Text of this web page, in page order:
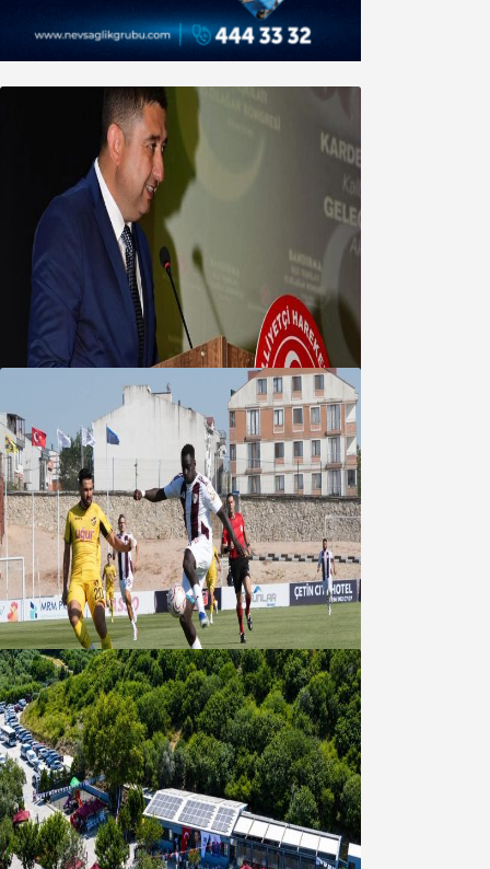
MHP’de Algül Dönemi başladı
09 Ağustos 2026
Bandırmaspor’dan 3 gollü başlangıç
08 Ağustos 2026